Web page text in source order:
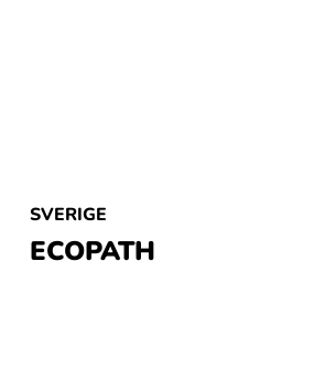
SVERIGE
ECOPATH